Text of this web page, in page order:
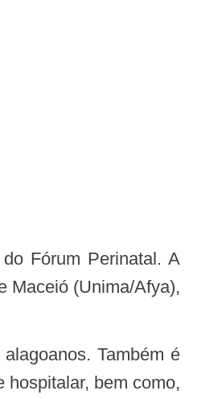
Maceió (Unima/Afya),
hospitalar, bem como,